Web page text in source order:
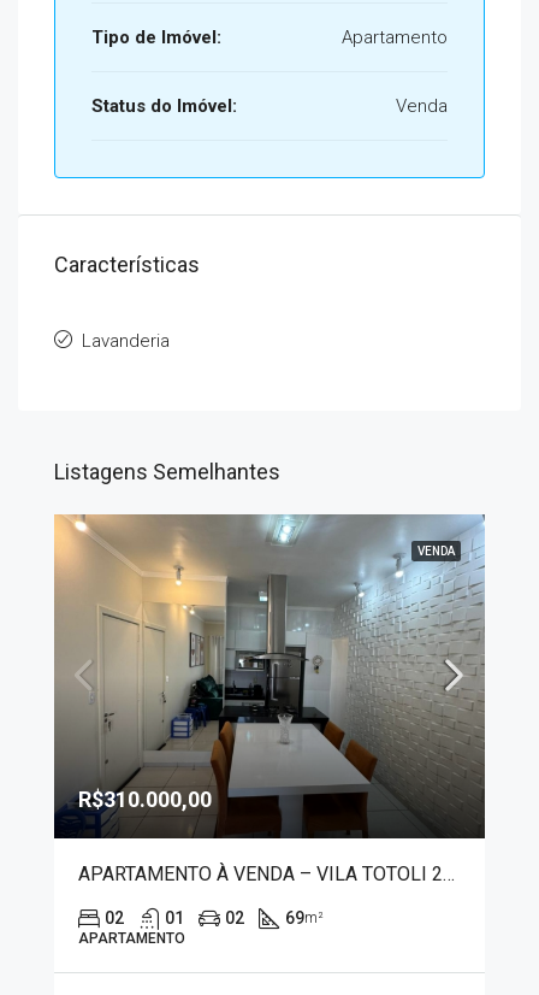
Tipo de Imóvel: Apartamento
Status do Imóvel: Venda
Características
Lavanderia
Listagens Semelhantes
VENDA
R$310.000,00
APARTAMENTO À VENDA – VILA TOTOLI 20079
02 01 02 69m²
APARTAMENTO